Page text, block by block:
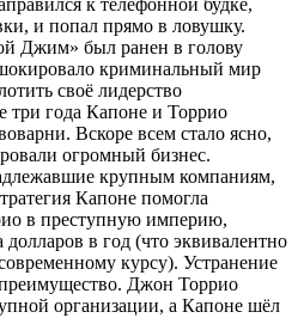
к телефонной будке,
и попал прямо в ловушку.
Джим» был ранен в голову
криминальный мир
своё лидерство
три года Капоне и Торрио
Вскоре всем стало ясно,
огромный бизнес.
крупным компаниям,
Капоне помогла
в преступную империю,
в год (что эквивалентно
курсу). Устранение
Джон Торрио
организации, а Капоне шёл